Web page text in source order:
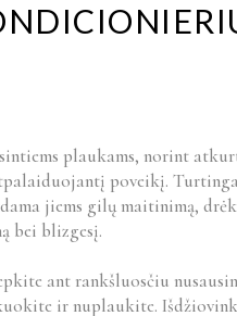
plaukams, norint
poveikį.
jiems gilų maitinimą,
bei blizgesį.
ant rankšluosčiu
ir nuplaukite.